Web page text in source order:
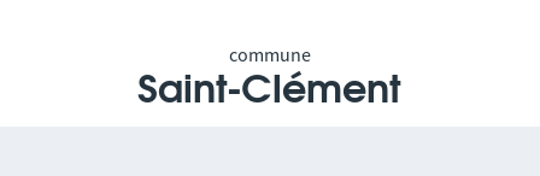
commune
Saint-Clément